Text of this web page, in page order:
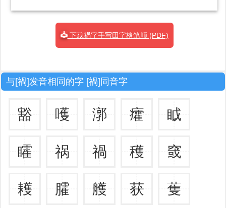
下载禍字手写田字格笔顺 (PDF)
与[禍]发音相同的字 [禍]同音字
豁 嚄 漷 癨 眓
矐 祸 禍 穫 窢
耯 臛 艧 获 蒦